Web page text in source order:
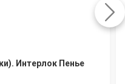
Интерлок Пенье